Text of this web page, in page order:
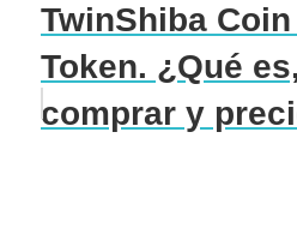
TwinShiba Coin
Token. ¿Qué
comprar y